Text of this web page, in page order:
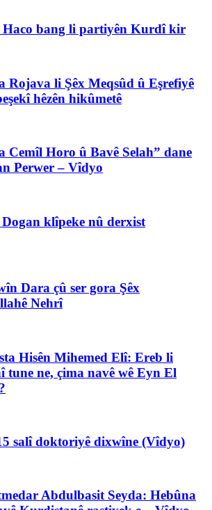
Haco bang li partiyên Kurdî kir
Rojava li Şêx Meqsûd û Eşrefiyê
hêzên hikûmetê
Cemîl Horo û Bavê Selah” dane
Perwer – Vîdyo
klîpeke nû derxist
Dara çû ser gora Şêx
Nehrî
Hisên Mihemed Elî: Ereb li
tune ne, çima navê wê Eyn El
salî doktoriyê dixwîne (Vîdyo)
Abdulbasit Seyda: Hebûna